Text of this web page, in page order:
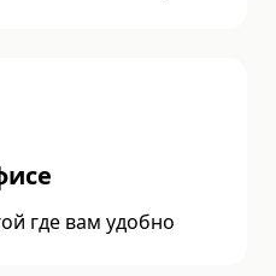
где вам удобно